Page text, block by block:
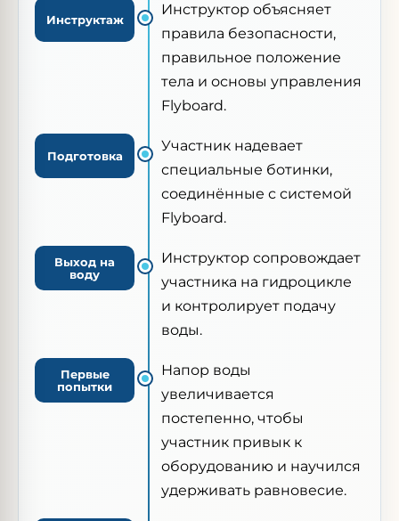
Инструктаж
Инструктор объясняет
правила безопасности,
правильное положение
тела и основы управления
Flyboard.
Подготовка
Участник надевает
специальные ботинки,
соединённые с системой
Flyboard.
Выход на
воду
Инструктор сопровождает
участника на гидроцикле
и контролирует подачу
воды.
Первые
попытки
Напор воды
увеличивается
постепенно, чтобы
участник привык к
оборудованию и научился
удерживать равновесие.